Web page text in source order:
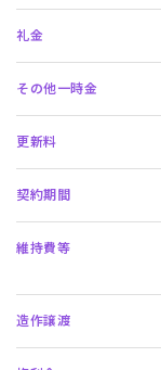
礼金
その他一時金
更新料
契約期間
維持費等
造作譲渡